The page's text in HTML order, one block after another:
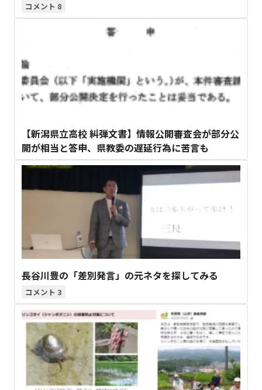
8
【新潟県立高校 糾弾文書】情報公開審査会が部分公
開が相当と答申、県教委の遅延行為に苦言も
長谷川豊の「差別発言」の元ネタを探してみる
3